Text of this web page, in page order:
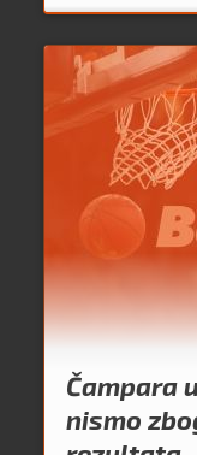
Čampara
nismo